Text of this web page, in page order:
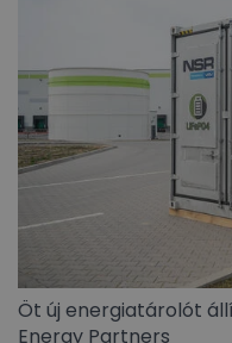
Öt új energiatárolót
Energy Partners